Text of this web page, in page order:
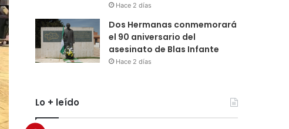
Hace 2 días
Dos Hermanas conmemorará
el 90 aniversario del
asesinato de Blas Infante
Hace 2 días
Lo + leído